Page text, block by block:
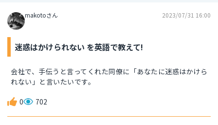
makotoさん 2023/07/31 16:00
迷惑はかけられない を英語で教えて!
会社で、手伝うと言ってくれた同僚に「あなたに迷惑はかけら
れない」と言いたいです。
0 702